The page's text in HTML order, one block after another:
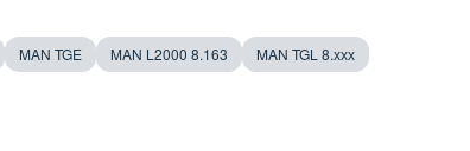
MAN TGE MAN L2000 8.163 MAN TGL 8.ххх